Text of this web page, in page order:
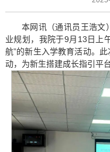
本网讯（通讯员王浩文
业规划，我院于9月13日上
航”的新生入学教育活动。
动，为新生搭建成长指引平